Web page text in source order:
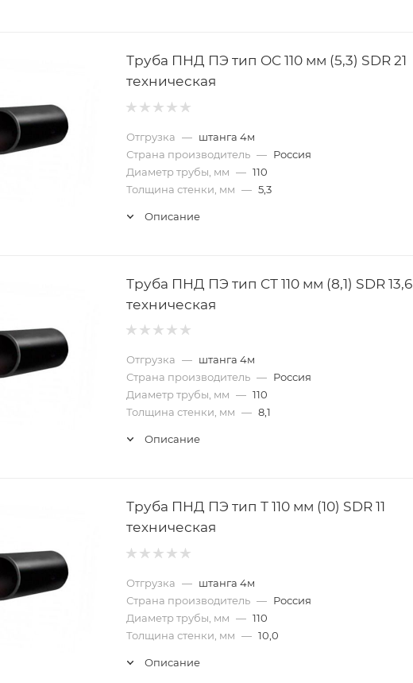
Труба ПНД ПЭ тип OC 110 мм (5,3) SDR 21
техническая
Отгрузка — штанга 4м
Страна производитель — Россия
Диаметр трубы, мм — 110
Толщина стенки, мм — 5,3
Описание
Труба ПНД ПЭ тип CТ 110 мм (8,1) SDR 13,6
техническая
Отгрузка — штанга 4м
Страна производитель — Россия
Диаметр трубы, мм — 110
Толщина стенки, мм — 8,1
Описание
Труба ПНД ПЭ тип Т 110 мм (10) SDR 11
техническая
Отгрузка — штанга 4м
Страна производитель — Россия
Диаметр трубы, мм — 110
Толщина стенки, мм — 10,0
Описание